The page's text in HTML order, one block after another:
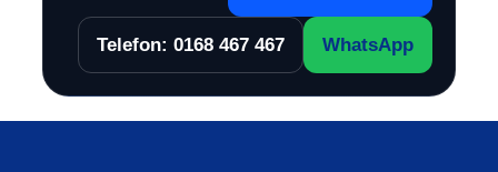
Telefon: 0168 467 467 WhatsApp